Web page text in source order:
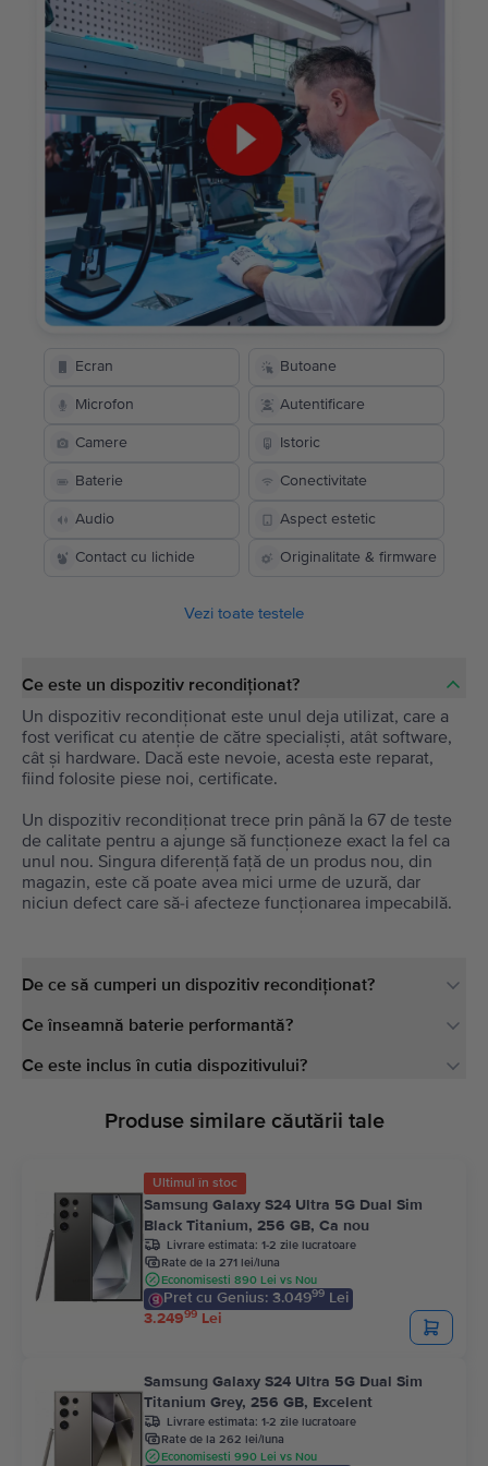
Ecran Butoane
Microfon Autentificare
Camere Istoric
Baterie Conectivitate
Audio Aspect estetic
Contact cu lichide Originalitate & firmware
Vezi toate testele
Ce este un dispozitiv recondiționat?
Un dispozitiv recondiționat este unul deja utilizat, care a
fost verificat cu atenție de către specialiști, atât software,
cât și hardware. Dacă este nevoie, acesta este reparat,
fiind folosite piese noi, certificate.
Un dispozitiv recondiționat trece prin până la 67 de teste
de calitate pentru a ajunge să funcționeze exact la fel ca
unul nou. Singura diferență față de un produs nou, din
magazin, este că poate avea mici urme de uzură, dar
niciun defect care să-i afecteze funcționarea impecabilă.
De ce să cumperi un dispozitiv recondiționat?
Ce înseamnă baterie performantă?
Ce este inclus în cutia dispozitivului?
Produse similare căutării tale
Ultimul în stoc
Samsung Galaxy S24 Ultra 5G Dual Sim
Black Titanium, 256 GB, Ca nou
Livrare estimata: 1-2 zile lucratoare
Rate de la 271 lei/luna
Economisesti 890 Lei vs Nou
Pret cu Genius: 3.04999 Lei
3.24999 Lei
Samsung Galaxy S24 Ultra 5G Dual Sim
Titanium Grey, 256 GB, Excelent
Livrare estimata: 1-2 zile lucratoare
Rate de la 262 lei/luna
Economisesti 990 Lei vs Nou